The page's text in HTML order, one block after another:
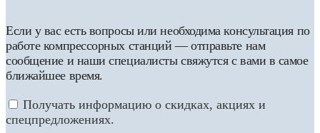
Если у вас есть вопросы или необходима консультация по
работе компрессорных станций — отправьте нам
сообщение и наши специалисты свяжутся с вами в самое
ближайшее время.
Получать информацию о скидках, акциях и
спецпредложениях.